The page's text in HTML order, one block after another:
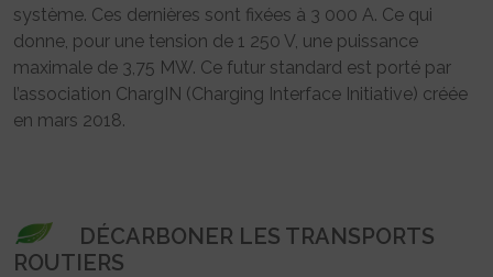
système. Ces dernières sont fixées à 3 000 A. Ce qui
donne, pour une tension de 1 250 V, une puissance
maximale de 3,75 MW. Ce futur standard est porté par
l’association ChargIN (Charging Interface Initiative) créée
en mars 2018.
DÉCARBONER LES TRANSPORTS
ROUTIERS